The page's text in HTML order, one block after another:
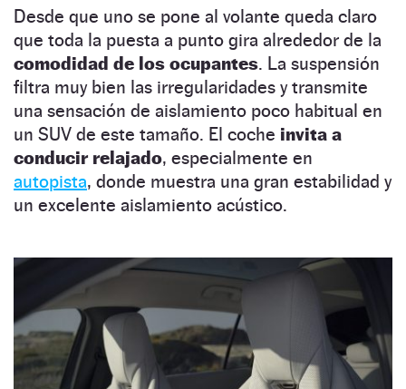
Desde que uno se pone al volante queda claro
que toda la puesta a punto gira alrededor de la
comodidad de los ocupantes. La suspensión
filtra muy bien las irregularidades y transmite
una sensación de aislamiento poco habitual en
un SUV de este tamaño. El coche invita a
conducir relajado, especialmente en
autopista, donde muestra una gran estabilidad y
un excelente aislamiento acústico.